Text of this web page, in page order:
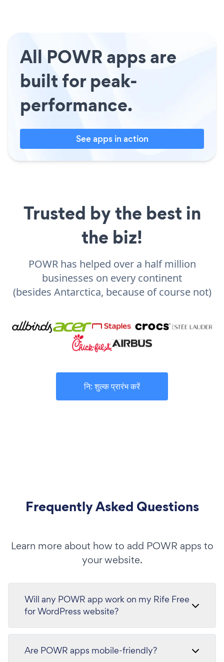
All POWR apps are
built for peak-
performance.
See apps in action
Trusted by the best in
the biz!
POWR has helped over a half million
businesses on every continent
(besides Antarctica, because of course not)
नि: शुल्क प्रारंभ करें
Frequently Asked Questions
Learn more about how to add POWR apps to
your website.
Will any POWR app work on my Rife Free
for WordPress website?
Are POWR apps mobile-friendly?